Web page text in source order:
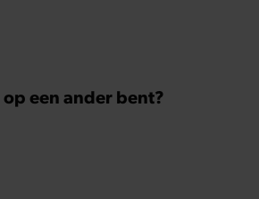
een ander bent?